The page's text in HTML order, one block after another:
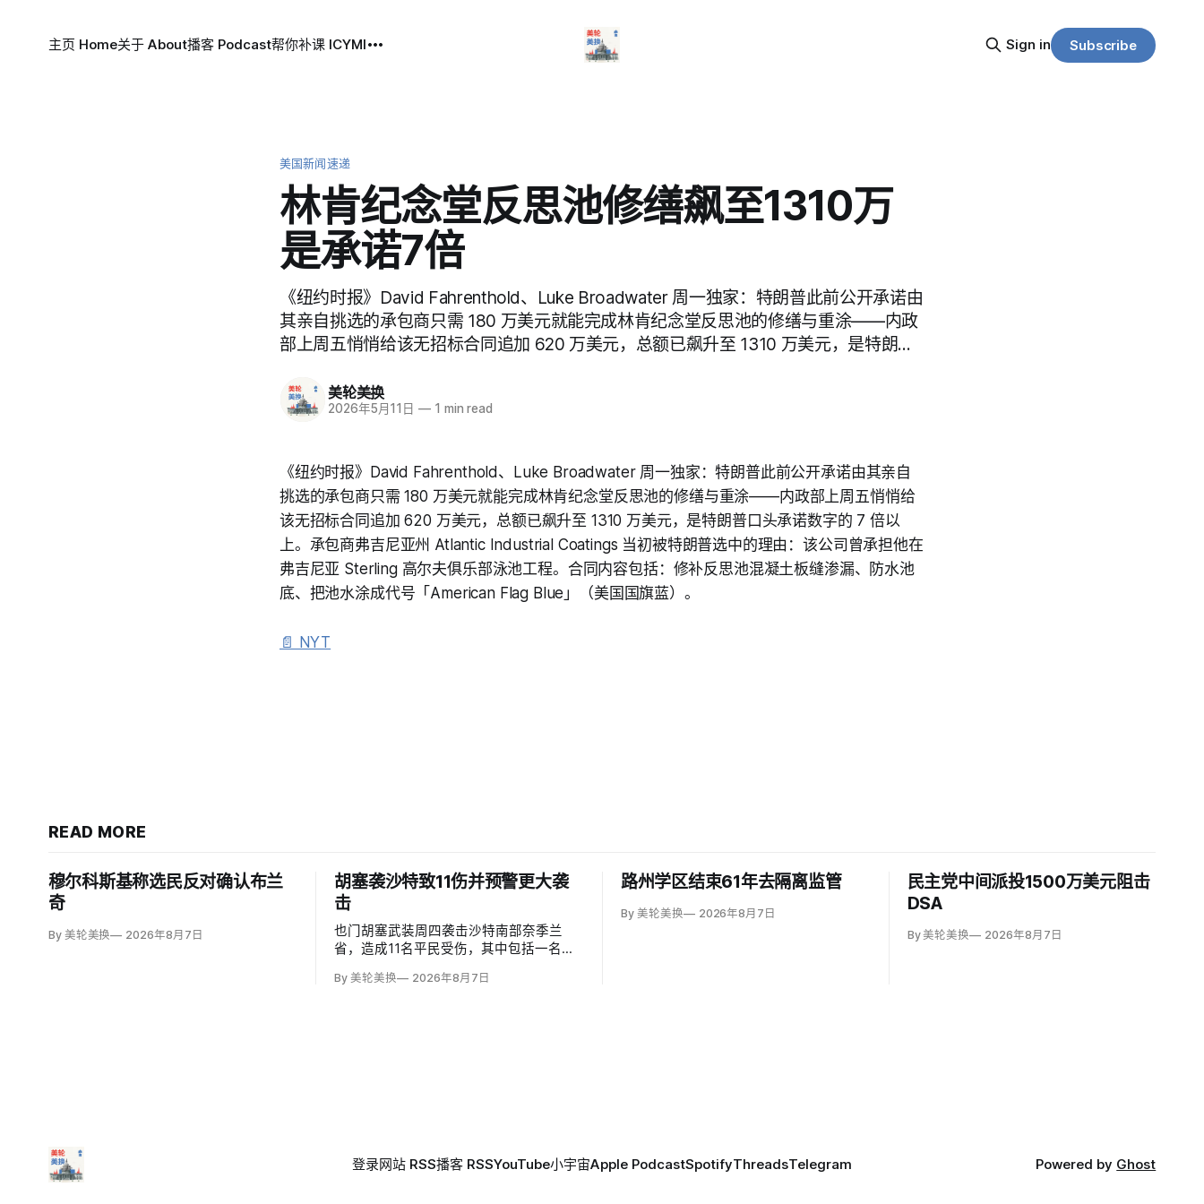
主页 Home关于 About播客 Podcast帮你补课 ICYMI Sign in Subscribe
美国新闻速递
林肯纪念堂反思池修缮飙至1310万
是承诺7倍
《纽约时报》David Fahrenthold、Luke Broadwater 周一独家：特朗普此前公开承诺由
其亲自挑选的承包商只需 180 万美元就能完成林肯纪念堂反思池的修缮与重涂——内政
部上周五悄悄给该无招标合同追加 620 万美元，总额已飙升至 1310 万美元，是特朗…
美轮美换
2026年5月11日 — 1 min read
《纽约时报》David Fahrenthold、Luke Broadwater 周一独家：特朗普此前公开承诺由其亲自
挑选的承包商只需 180 万美元就能完成林肯纪念堂反思池的修缮与重涂——内政部上周五悄悄给
该无招标合同追加 620 万美元，总额已飙升至 1310 万美元，是特朗普口头承诺数字的 7 倍以
上。承包商弗吉尼亚州 Atlantic Industrial Coatings 当初被特朗普选中的理由：该公司曾承担他在
弗吉尼亚 Sterling 高尔夫俱乐部泳池工程。合同内容包括：修补反思池混凝土板缝渗漏、防水池
底、把池水涂成代号「American Flag Blue」（美国国旗蓝）。
📄 NYT
READ MORE
穆尔科斯基称选民反对确认布兰
奇
By 美轮美换 2026年8月7日
胡塞袭沙特致11伤并预警更大袭
击
也门胡塞武装周四袭击沙特南部奈季兰
省，造成11名平民受伤，其中包括一名二
图尔基·马利基（Turki al-Maliki）指控胡塞
By 美轮美换 2026年8月7日
路州学区结束61年去隔离监管
By 美轮美换 2026年8月7日
民主党中间派投1500万美元阻击
DSA
By 美轮美换 2026年8月7日
登录网站 RSS播客 RSSYouTube小宇宙Apple PodcastSpotifyThreadsTelegram Powered by Ghost